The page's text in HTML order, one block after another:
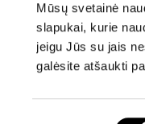
Mūsų svetainė
slapukai, kurie
jeigu Jūs su jais
galėsite atšaukti
Vilnius